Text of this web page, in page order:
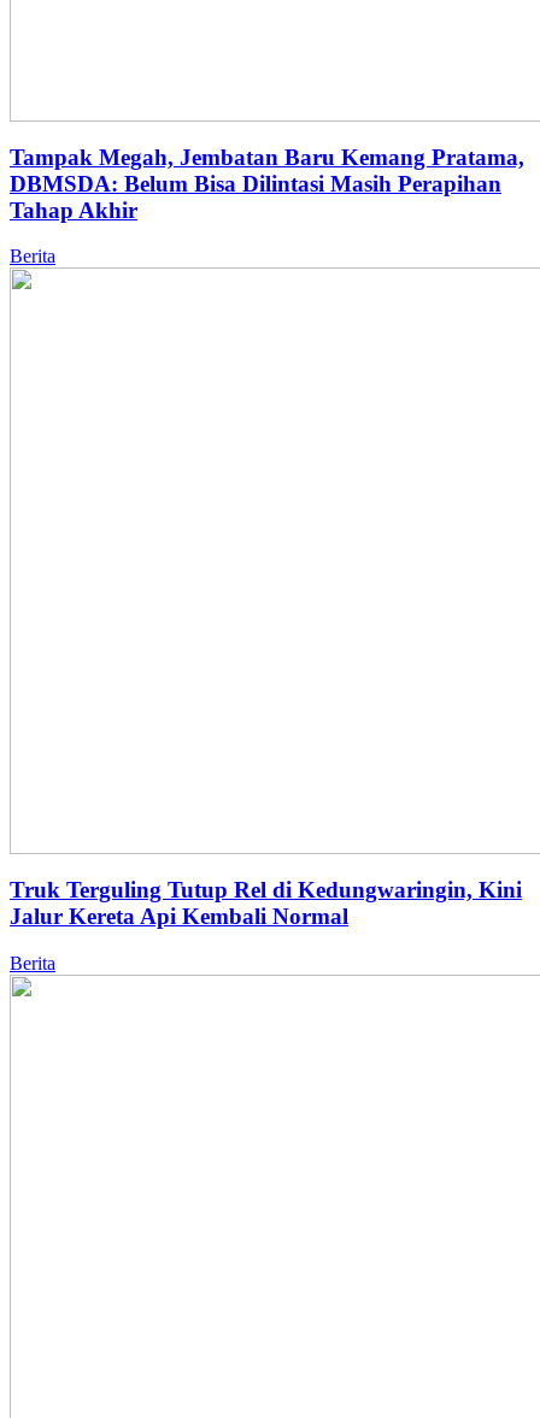
Tampak Megah, Jembatan Baru Kemang Pratama,
DBMSDA: Belum Bisa Dilintasi Masih Perapihan
Tahap Akhir
Berita
Truk Terguling Tutup Rel di Kedungwaringin, Kini
Jalur Kereta Api Kembali Normal
Berita